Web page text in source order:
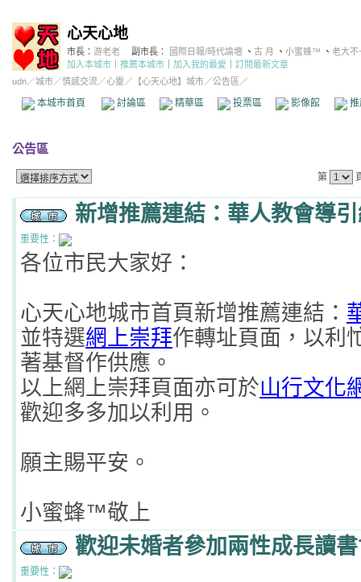
心天心地
市長： 游老老 副市長： 國際日報/時代論壇 、 古 月 、 小蜜蜂™ 、 老大不
加入本城市
推薦本城市 加入我的最愛
訂閱最新文章
udn／城市／情感交流／心靈 ／ 【心天心地】城市／公告區／
本城市首頁 討論區 精華區 投票區 影像館
公告區
第
新增推薦連結：華人教會導
重要性：
各位市民大家好：
心天心地城市首頁新增推薦連結：
並特選網上崇拜作轉址頁面，以利
著基督作供應。
以上網上崇拜頁面亦可於山行文化
歡迎多多加以利用。
願主賜平安。
小蜜蜂™敬上
歡迎未婚者參加兩性成長讀
重要性：